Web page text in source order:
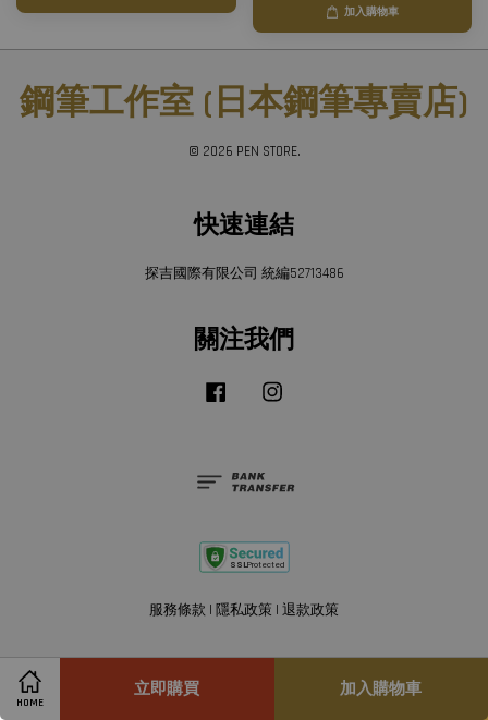
HOME
立即購買 加入購物車
加入購物車
鋼筆工作室 (日本鋼筆專賣店)
© 2026 PEN STORE.
快速連結
探吉國際有限公司 統編52713486
關注我們
Facebook
服務條款 | 隱私政策 | 退款政策